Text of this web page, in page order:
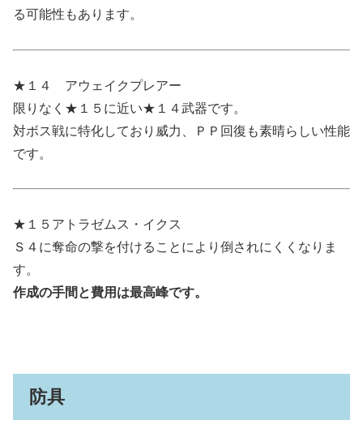
る可能性もあります。
★１４ アウェイクプレアー
限りなく★１５に近い★１４武器です。
対ボス戦に特化しており威力、ＰＰ回復も素晴らしい性能
です。
★１５アトラゼムス・イクス
Ｓ４に奪命の撃を付けることにより倒されにくくなりま
す。
作成の手間と費用は最高峰です。
防具